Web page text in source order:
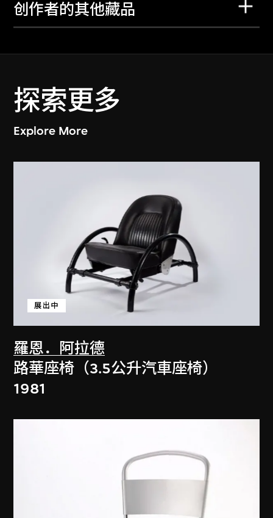
创作者的其他藏品
探索更多
Explore More
羅恩．阿拉德
展出中
路華座椅（3.5公升汽車座椅）
1981